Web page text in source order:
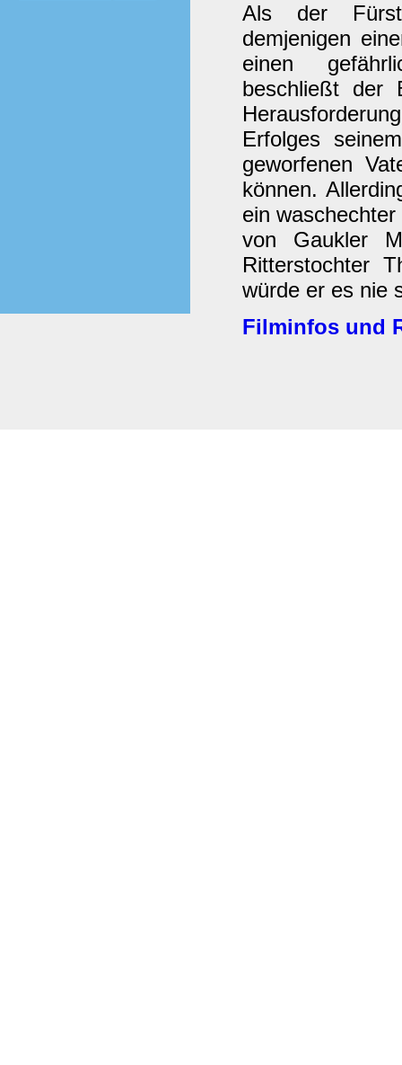
Als der
demjenigen
einen
beschließt der
Erfolges
geworfenen
können.
ein
von Gaukler
Ritterstochter
würde er es nie
Filminfos und